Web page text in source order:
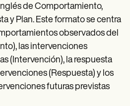
de Comportamiento,
y Plan. Este formato se centra
observados del
las intervenciones
(Intervención), la respuesta
(Respuesta) y los
futuras previstas